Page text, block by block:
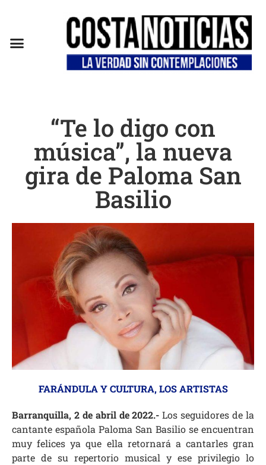
“Te lo digo con
música”, la nueva
gira de Paloma San
Basilio
FARÁNDULA Y CULTURA,LOS ARTISTAS
Barranquilla, 2 de abril de 2022.-Los seguidores de la
cantante española Paloma San Basilio se encuentran
muy felices ya que ella retornará a cantarles gran
parte de su repertorio musical y ese privilegio lo